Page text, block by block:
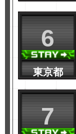
6
東京都
7